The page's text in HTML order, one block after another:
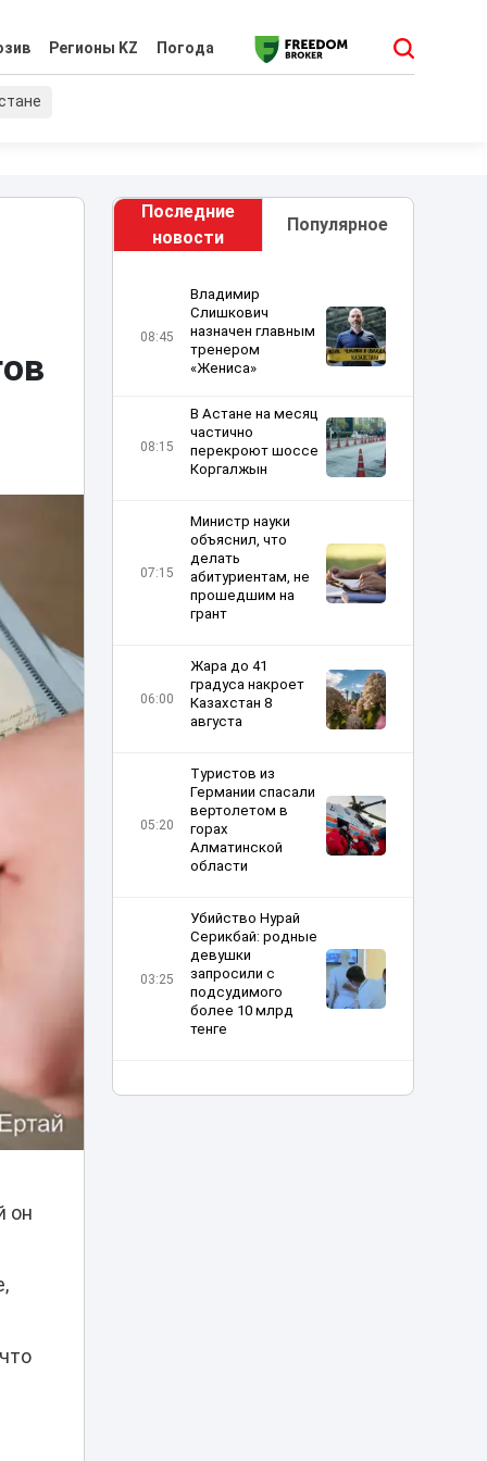
Регионы KZ Погода
он
Последние
новости
Популярное
08:45
Владимир
Слишкович
назначен главным
тренером
«Жениса»
08:15
В Астане на месяц
частично
перекроют шоссе
Коргалжын
07:15
Министр науки
объяснил, что
делать
абитуриентам, не
прошедшим на
грант
06:00
Жара до 41
градуса накроет
Казахстан 8
августа
05:20
Туристов из
Германии спасали
вертолетом в
горах
Алматинской
области
03:25
Убийство Нурай
Серикбай: родные
девушки
запросили с
подсудимого
более 10 млрд
тенге
мужчин получили